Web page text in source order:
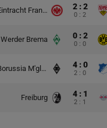
Eintracht Frankfurt 2 : 2
0 : 2
Werder Brema 0 : 2
0 : 0
Borussia M'gladbach 4 : 0
2 : 0
Freiburg 4 : 1
2 : 1